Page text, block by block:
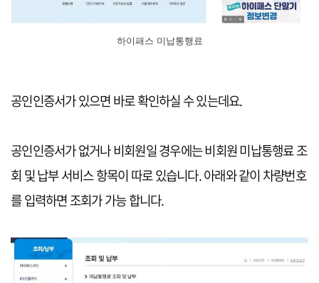
하이패스 미납통행료
공인인증서가 있으면 바로 확인하실 수 있는데요.
공인인증서가 없거나 비회원일 경우에는 비회원 미납통행료 조
회 및 납부 서비스 항목이 따로 있습니다. 아래와 같이 차량번호
를 입력하면 조회가 가능 합니다.